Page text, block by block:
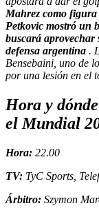
Mahrez como
Petkovic mostró un
buscará aprovechar
defensa argentina .
Bensebaini, uno de
por una lesión en el
Hora y
el Mundial
Hora: 22.00
TV: TyC Sports,
Árbitro: Szymon